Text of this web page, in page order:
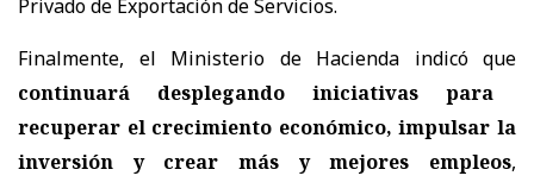
Privado de Exportación de Servicios.
Finalmente, el Ministerio de Hacienda indicó que
continuará desplegando iniciativas para
recuperar el crecimiento económico, impulsar la
inversión y crear más y mejores empleos,